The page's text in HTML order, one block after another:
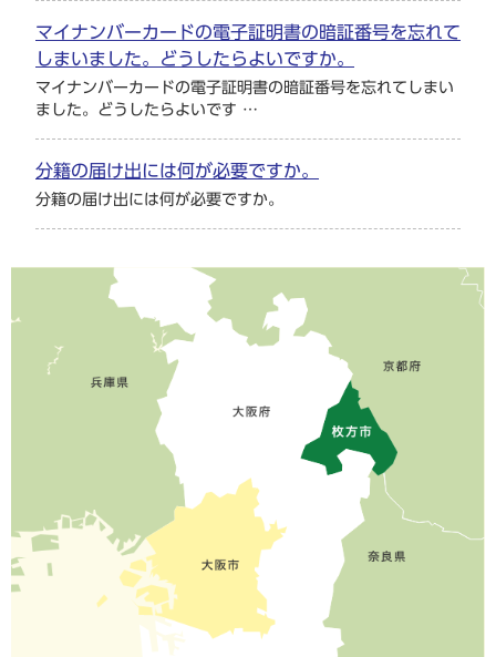
マイナンバーカードの電子証明書の暗証番号を忘れて
しまいました。どうしたらよいですか。
マイナンバーカードの電子証明書の暗証番号を忘れてしまい
ました。どうしたらよいです …
分籍の届け出には何が必要ですか。
分籍の届け出には何が必要ですか。